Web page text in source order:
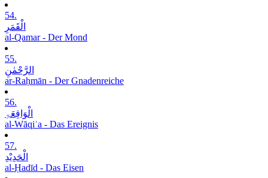
54.
الْقَمَرِ
al-Qamar - Der Mond
55.
الرَّحْمٰنِ
ar-Raḥmān - Der Gnadenreiche
56.
الْوَاقِعَۃِ
al-Wāqiʿa - Das Ereignis
57.
الْحَدِیْدِ
al-Ḥadīd - Das Eisen